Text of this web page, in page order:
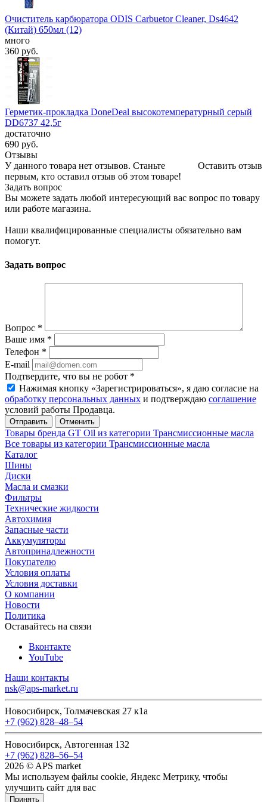
Очиститель карбюратора ODIS Carbuetor Cleaner, Ds4642
(Китай) 650мл (12)
много
360 руб.
Герметик-прокладка DoneDeal высокотемпературный серый
DD6737 42,5г
достаточно
690 руб.
Отзывы
Оставить отзыв
У данного товара нет отзывов. Станьте
первым, кто оставил отзыв об этом товаре!
Задать вопрос
Вы можете задать любой интересующий вас вопрос по товару
или работе магазина.
Наши квалифицированные специалисты обязательно вам
помогут.
Задать вопрос
Вопрос *
Ваше имя *
Телефон *
E-mail
Подтвердите, что вы не робот *
Нажимая кнопку «Зарегистрироваться», я даю согласие на
обработку персональных данных и подтверждаю соглашение
условий работы Продавца.
Отменить
Товары бренда GT Oil из категории Трансмиссионные масла
Все товары из категории Трансмиссионные масла
Каталог
Шины
Диски
Масла и смазки
Фильтры
Технические жидкости
Автохимия
Запасные части
Аккумуляторы
Автопринадлежности
Покупателю
Условия оплаты
Условия доставки
О компании
Новости
Политика
Оставайтесь на связи
Вконтакте
YouTube
Наши контакты
nsk@aps-market.ru
Новосибирск, Толмачевская 27 к1а
+7 (962) 828‒48‒54
Новосибирск, Автогенная 132
+7 (962) 828‒56‒54
2026 © APS market
Мы используем файлы cookie, Яндекс Метрику, чтобы
улучшить сайт для вас
Принять